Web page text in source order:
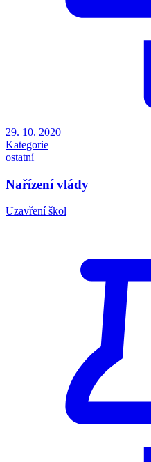
29. 10. 2020
Kategorie
ostatní
Nařízení vlády
Uzavření škol